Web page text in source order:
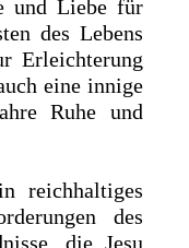
und Liebe für
des Lebens
Erleichterung
eine innige
Ruhe und
reichhaltiges
des
die Jesu